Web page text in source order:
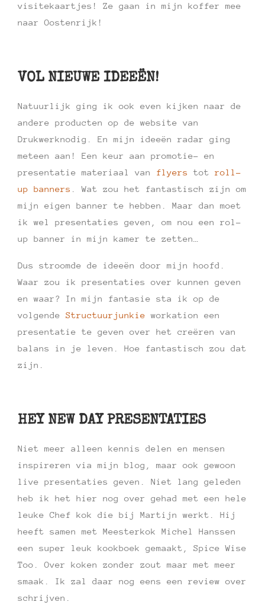
visitekaartjes! Ze gaan in mijn koffer mee
naar Oostenrijk!
VOL NIEUWE IDEEËN!
Natuurlijk ging ik ook even kijken naar de
andere producten op de website van
Drukwerknodig. En mijn ideeën radar ging
meteen aan! Een keur aan promotie- en
presentatie materiaal van flyers tot roll-
up banners
. Wat zou het fantastisch zijn om
mijn eigen banner te hebben. Maar dan moet
ik wel presentaties geven, om nou een rol-
up banner in mijn kamer te zetten…
Dus stroomde de ideeën door mijn hoofd.
Waar zou ik presentaties over kunnen geven
en waar? In mijn fantasie sta ik op de
volgende Structuurjunkie workation een
presentatie te geven over het creëren van
balans in je leven. Hoe fantastisch zou dat
zijn.
HEY NEW DAY PRESENTATIES
Niet meer alleen kennis delen en mensen
inspireren via mijn blog, maar ook gewoon
live presentaties geven. Niet lang geleden
heb ik het hier nog over gehad met een hele
leuke Chef kok die bij Martijn werkt. Hij
heeft samen met Meesterkok Michel Hanssen
een super leuk kookboek gemaakt, Spice Wise
Too. Over koken zonder zout maar met meer
smaak. Ik zal daar nog eens een review over
schrijven.